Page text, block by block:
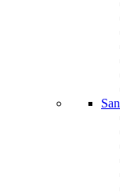
ayudarte. Cuéntame